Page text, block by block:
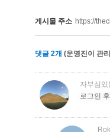
게시물 주소 https://
댓글 2개 (운영진이 관